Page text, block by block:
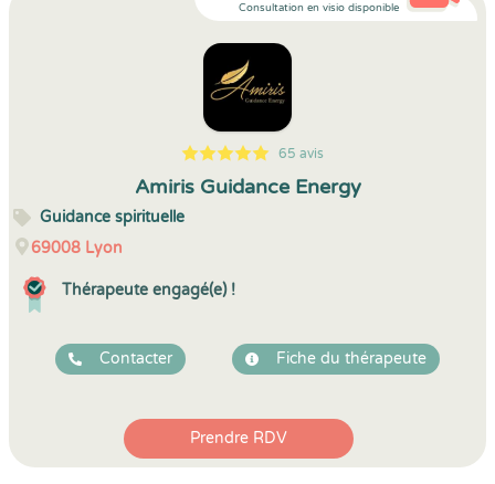
Consultation en visio disponible
5
1
5
65 65 avis
Amiris Guidance Energy
Guidance spirituelle
69008 Lyon
Thérapeute engagé(e) !
Contacter Fiche du thérapeute
Prendre RDV